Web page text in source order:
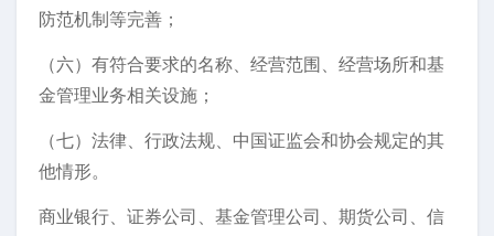
防范机制等完善；
（六）有符合要求的名称、经营范围、经营场所和基
金管理业务相关设施；
（七）法律、行政法规、中国证监会和协会规定的其
他情形。
商业银行、证券公司、基金管理公司、期货公司、信